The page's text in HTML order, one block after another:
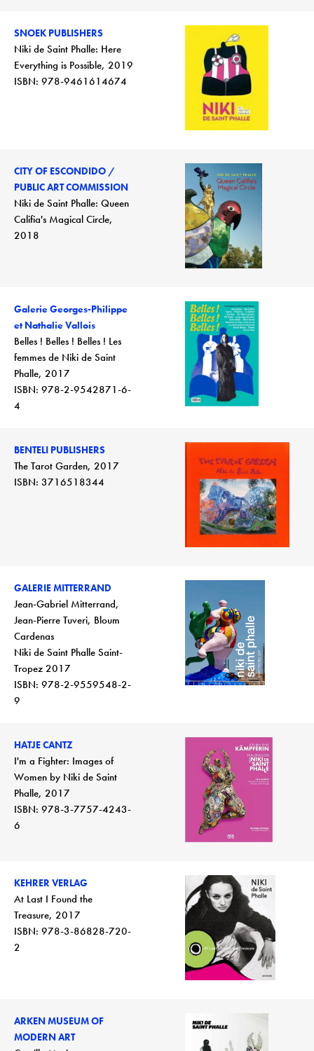
SNOEK PUBLISHERS
Niki de Saint Phalle: Here
Everything is Possible, 2019
ISBN: 978-9461614674
CITY OF ESCONDIDO /
PUBLIC ART COMMISSION
Niki de Saint Phalle: Queen
Califia's Magical Circle,
2018
Galerie Georges-Philippe
et Nathalie Vallois
Belles ! Belles ! Belles ! Les
femmes de Niki de Saint
Phalle, 2017
ISBN: 978-2-9542871-6-
4
BENTELI PUBLISHERS
The Tarot Garden, 2017
ISBN: 3716518344
GALERIE MITTERRAND
Jean-Gabriel Mitterrand,
Jean-Pierre Tuveri, Bloum
Cardenas
Niki de Saint Phalle Saint-
Tropez 2017
ISBN: 978-2-9559548-2-
9
HATJE CANTZ
I'm a Fighter: Images of
Women by Niki de Saint
Phalle, 2017
ISBN: 978-3-7757-4243-
6
KEHRER VERLAG
At Last I Found the
Treasure, 2017
ISBN: 978-3-86828-720-
2
ARKEN MUSEUM OF
MODERN ART